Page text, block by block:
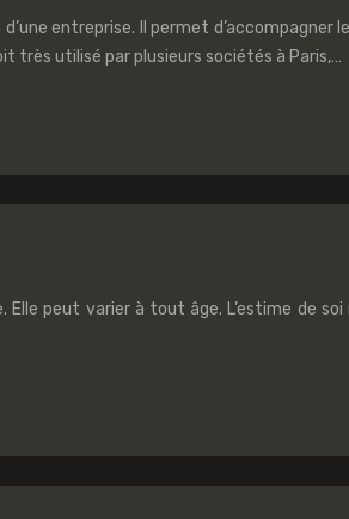
entreprise. Il permet
très utilisé par plusieurs sociétés à Paris,…
peut varier à tout âge. L’estime de